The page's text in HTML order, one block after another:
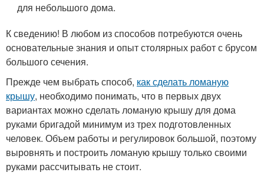
для небольшого дома.
К сведению! В любом из способов потребуются очень
основательные знания и опыт столярных работ с брусом
большого сечения.
Прежде чем выбрать способ, как сделать ломаную
крышу, необходимо понимать, что в первых двух
вариантах можно сделать ломаную крышу для дома
руками бригадой минимум из трех подготовленных
человек. Объем работы и регулировок большой, поэтому
выровнять и построить ломаную крышу только своими
руками рассчитывать не стоит.